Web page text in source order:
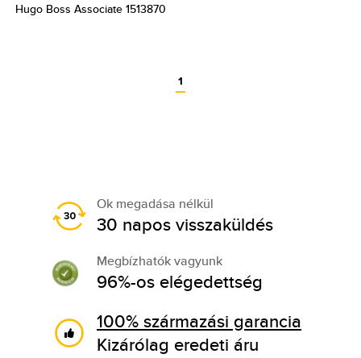
Hugo Boss Associate 1513870
1
Ok megadása nélkül
30 napos visszaküldés
Megbízhatók vagyunk
96%-os elégedettség
100% származási garancia
Kizárólag eredeti áru